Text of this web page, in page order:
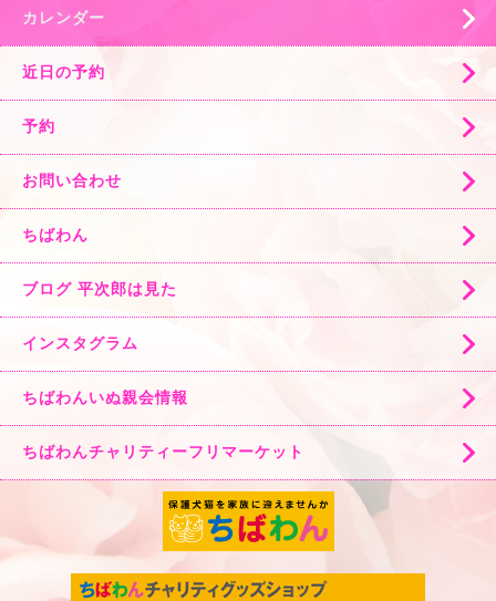
カレンダー
近日の予約
予約
お問い合わせ
ちばわん
ブログ 平次郎は見た
インスタグラム
ちばわんいぬ親会情報
ちばわんチャリティーフリマーケット